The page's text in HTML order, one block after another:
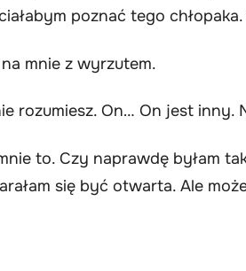
poznać tego
mnie z wyrzutem.
rozumiesz. On… On jest inny.
to. Czy naprawdę byłam
się być otwarta. Ale